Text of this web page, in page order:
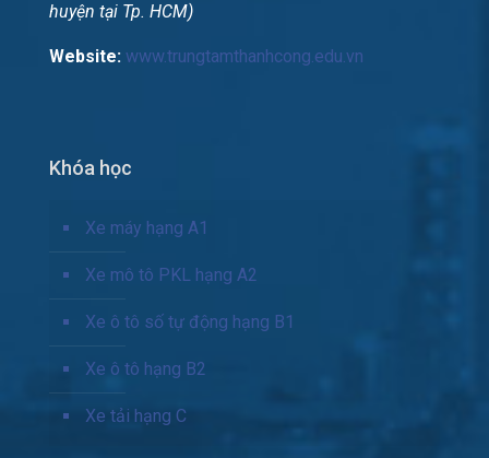
huyện tại Tp. HCM)
Website: www.trungtamthanhcong.edu.vn
Khóa học
Xe máy hạng A1
Xe mô tô PKL hạng A2
Xe ô tô số tự động hạng B1
Xe ô tô hạng B2
Xe tải hạng C